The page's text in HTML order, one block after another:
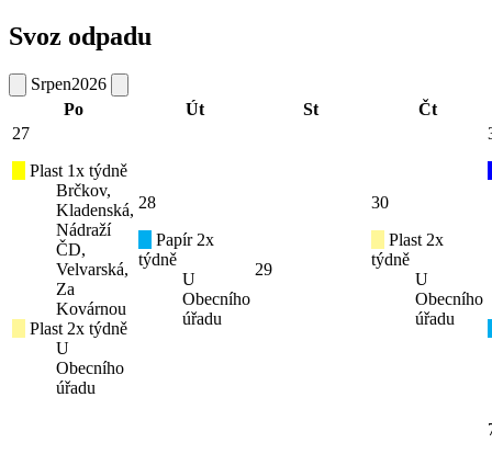
Svoz odpadu
Srpen2026
Po
Út St
Čt
27
Plast 1x týdně
Brčkov,
Kladenská,
Nádraží
ČD,
Velvarská,
Za
Kovárnou
Plast 2x týdně
U
Obecního
úřadu
28
Papír 2x
týdně
U
Obecního
úřadu
29
30
Plast 2x
týdně
U
Obecního
úřadu